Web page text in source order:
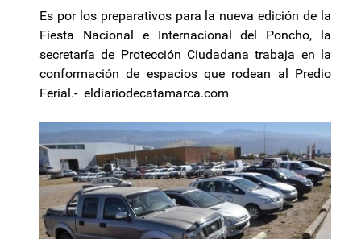
Es por los preparativos para la nueva edición de la
Fiesta Nacional e Internacional del Poncho, la
secretaría de Protección Ciudadana trabaja en la
conformación de espacios que rodean al Predio
Ferial.- eldiariodecatamarca.com